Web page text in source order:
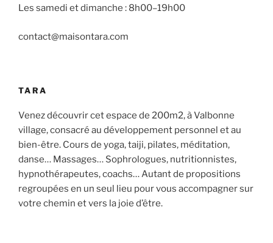
Les samedi et dimanche : 8h00–19h00
contact@maisontara.com
TARA
Venez découvrir cet espace de 200m2, à Valbonne
village, consacré au développement personnel et au
bien-être. Cours de yoga, taiji, pilates, méditation,
danse… Massages… Sophrologues, nutritionnistes,
hypnothérapeutes, coachs… Autant de propositions
regroupées en un seul lieu pour vous accompagner sur
votre chemin et vers la joie d’être.